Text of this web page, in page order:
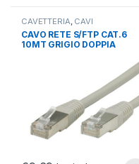
CAVETTERIA, CAVI
NETWORKING,CAVI RETE
PATCH CAT 6
CAVO RETE S/FTP CAT.6
10MT GRIGIO DOPPIA